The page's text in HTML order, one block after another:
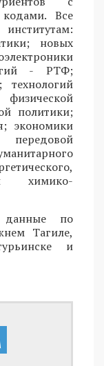
Все
новых
- РТФ;
технологий
политики;
экономики
и химико-
данные по
Тагиле,
и